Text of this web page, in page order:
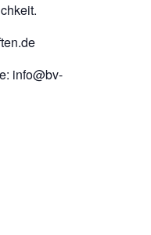
info@bv-